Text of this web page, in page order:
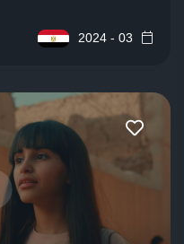
03 - 2024